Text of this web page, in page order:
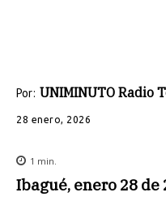
Por: UNIMINUTO Radio
28 enero, 2026
1 min.
Ibagué, enero 28 de